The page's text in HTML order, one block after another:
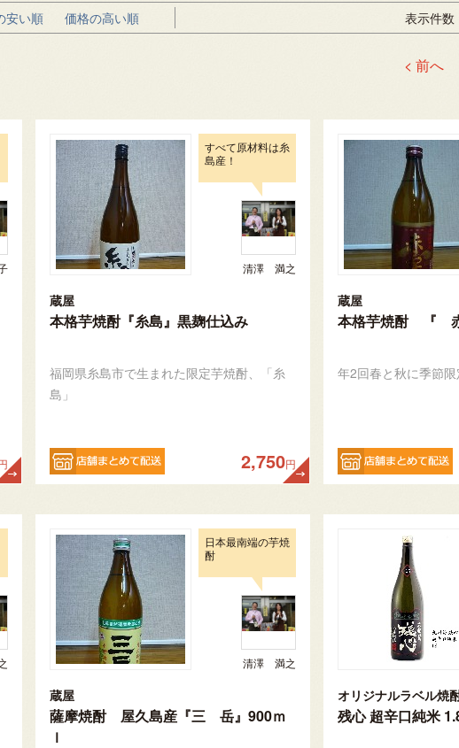
安い順 価格の高い順 表示件数
< 前へ
すべて原材料は糸
島産！
清澤 満之
蔵屋
本格芋焼酎『糸島』黒麹仕込み
福岡県糸島市で生まれた限定芋焼酎、「糸
島」
2,750円
蔵屋
本格芋焼酎 『
年2回春と秋に季節
日本最南端の芋焼
酎
清澤 満之
蔵屋
薩摩焼酎 屋久島産『三 岳』900ｍ
ｌ
残心 超辛口純米